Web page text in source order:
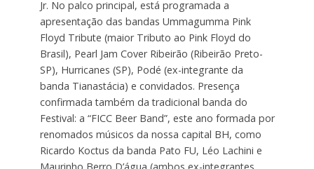
Jr. No palco principal, está programada a
apresentação das bandas Ummagumma Pink
Floyd Tribute (maior Tributo ao Pink Floyd do
Brasil), Pearl Jam Cover Ribeirão (Ribeirão Preto-
SP), Hurricanes (SP), Podé (ex-integrante da
banda Tianastácia) e convidados. Presença
confirmada também da tradicional banda do
Festival: a “FICC Beer Band”, este ano formada por
renomados músicos da nossa capital BH, como
Ricardo Koctus da banda Pato FU, Léo Lachini e